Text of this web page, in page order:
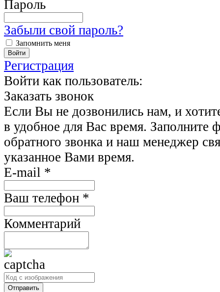
Пароль
Забыли свой пароль?
Запомнить меня
Регистрация
Войти как пользователь:
Заказать звонок
Если Вы не дозвонились нам, и
в удобное для Вас время. Заполните
обратного звонка и наш менеджер
указанное Вами время.
E-mail *
Ваш телефон *
Комментарий